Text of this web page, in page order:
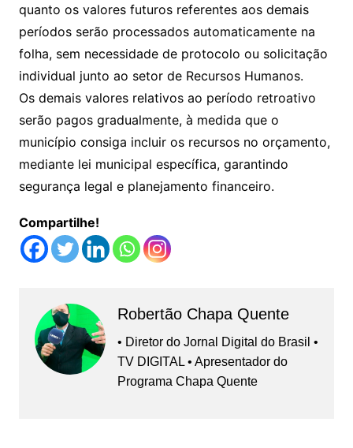
quanto os valores futuros referentes aos demais
períodos serão processados automaticamente na
folha, sem necessidade de protocolo ou solicitação
individual junto ao setor de Recursos Humanos.
Os demais valores relativos ao período retroativo
serão pagos gradualmente, à medida que o
município consiga incluir os recursos no orçamento,
mediante lei municipal específica, garantindo
segurança legal e planejamento financeiro.
Compartilhe!
Robertão Chapa Quente
• Diretor do Jornal Digital do Brasil •
TV DIGITAL • Apresentador do
Programa Chapa Quente